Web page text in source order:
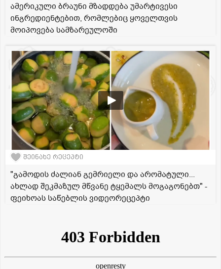
ამერიკული ბრაუნი მზადდება უმარტივესი
ინგრედიენტებით, რომლებიც ყოველთვის
მოიპოვება სამზარეულოში
შეინახე რეცეპტი
"გამოდის ძალიან გემრიელი და არომატული...
ახლად შეკმაზულ მწვანე ტყემალს მოგაგონებთ" -
ფეიხოას საწებლის ვიდეორეცეპტი